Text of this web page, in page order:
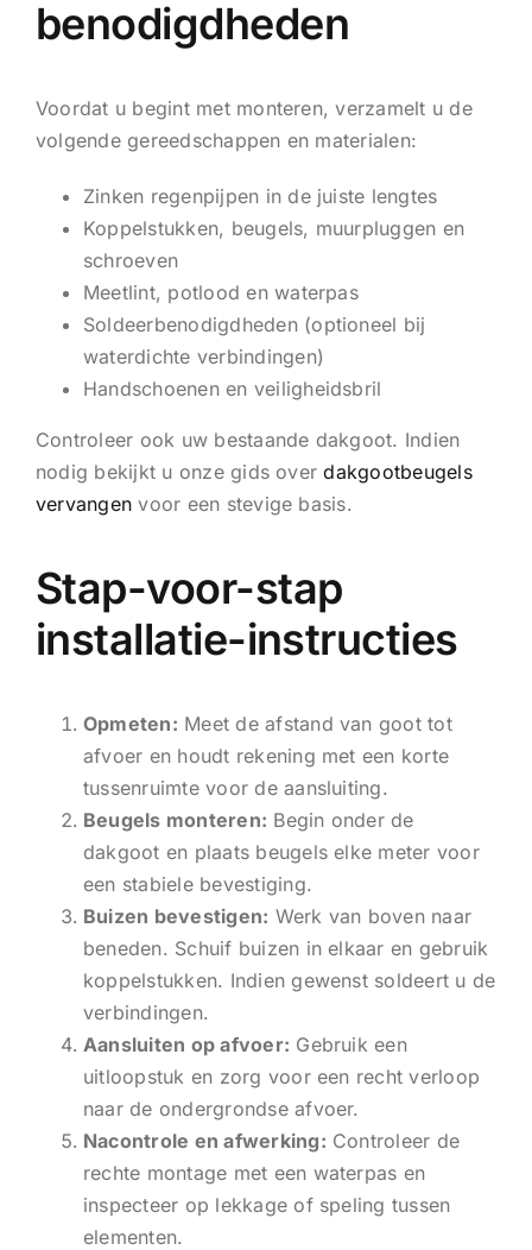
benodigdheden
Voordat u begint met monteren, verzamelt u de
volgende gereedschappen en materialen:
Zinken regenpijpen in de juiste lengtes
Koppelstukken, beugels, muurpluggen en
schroeven
Meetlint, potlood en waterpas
Soldeerbenodigdheden (optioneel bij
waterdichte verbindingen)
Handschoenen en veiligheidsbril
Controleer ook uw bestaande dakgoot. Indien
nodig bekijkt u onze gids overdakgootbeugels
vervangen voor een stevige basis.
Stap-voor-stap
installatie-instructies
Opmeten: Meet de afstand van goot tot
afvoer en houdt rekening met een korte
tussenruimte voor de aansluiting.
Beugels monteren: Begin onder de
dakgoot en plaats beugels elke meter voor
een stabiele bevestiging.
Buizen bevestigen: Werk van boven naar
beneden. Schuif buizen in elkaar en gebruik
koppelstukken. Indien gewenst soldeert u de
verbindingen.
Aansluiten op afvoer: Gebruik een
uitloopstuk en zorg voor een recht verloop
naar de ondergrondse afvoer.
Nacontrole en afwerking: Controleer de
rechte montage met een waterpas en
inspecteer op lekkage of speling tussen
elementen.